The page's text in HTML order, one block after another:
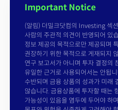
Important Notice
(알림) 더밀크닷컴의 Investing 섹
사람의 주관적 의견이 반영되어 있
정보 제공의 목적으로만 제공되며
권장하기 위한 목적으로 게재되지
연구 보고서가 아니며 투자 결정의
유일한 근거로 사용되어서는 안됩
수반되며 금융 상품의 성과가 미래
않습니다. 금융상품에 투자할 때는
가능성이 있음을 염두에 두어야 하